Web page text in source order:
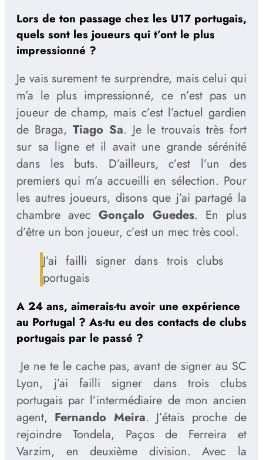
Lors de ton passage chez les U17 portugais,
quels sont les joueurs qui t’ont le plus
impressionné ?
Je vais surement te surprendre, mais celui qui
m’a le plus impressionné, ce n’est pas un
joueur de champ, mais c’est l’actuel gardien
de Braga, Tiago Sa. Je le trouvais très fort
sur sa ligne et il avait une grande sérénité
dans les buts. D’ailleurs, c’est l’un des
premiers qui m’a accueilli en sélection. Pour
les autres joueurs, disons que j’ai partagé la
chambre avecGonçalo Guedes. En plus
d’être un bon joueur, c’est un mec très cool.
J’ai failli signer dans trois clubs
portugais
A 24 ans, aimerais-tu avoir une expérience
au Portugal ? As-tu eu des contacts de clubs
portugais par le passé ?
Je ne te le cache pas, avant de signer au SC
Lyon, j’ai failli signer dans trois clubs
portugais par l’intermédiaire de mon ancien
agent, Fernando Meira. J’étais proche de
rejoindre Tondela, Paços de Ferreira et
Varzim, en deuxième division. Avec la